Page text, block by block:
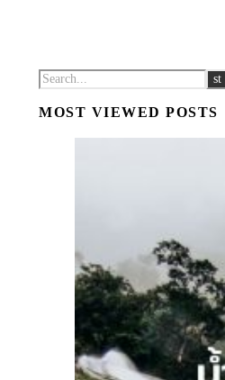
MOST VIEWED POSTS